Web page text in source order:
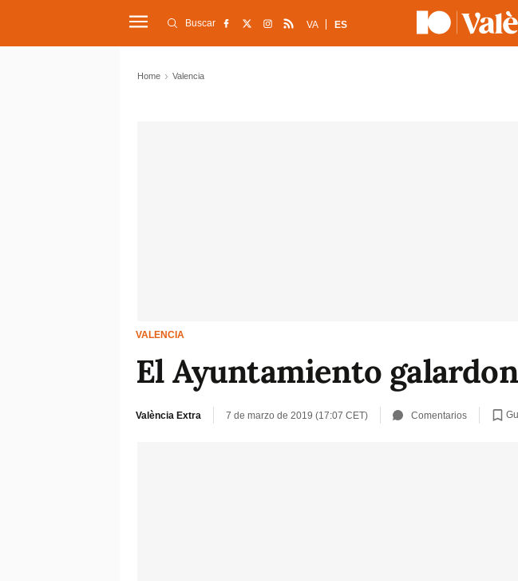
Buscar VA ES
Home Valencia
VALENCIA
El Ayuntamiento
València Extra 7 de marzo de 2019 (17:07 CET) Comentarios